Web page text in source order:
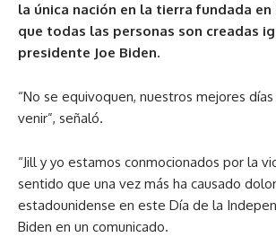
la única nación en la tierra fundada en
que todas las personas son creadas
presidente Joe Biden.
“No se equivoquen, nuestros mejores
venir”, señaló.
“Jill y yo estamos conmocionados por la
sentido que una vez más ha causado
estadounidense en este Día de la
Biden en un comunicado.